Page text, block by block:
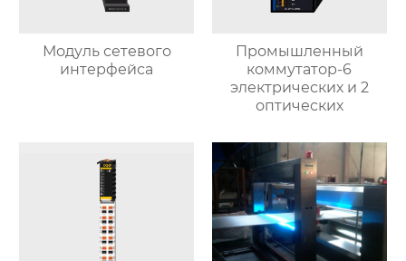
Модуль сетевого
интерфейса
Промышленный
коммутатор-6
электрических и 2
оптических